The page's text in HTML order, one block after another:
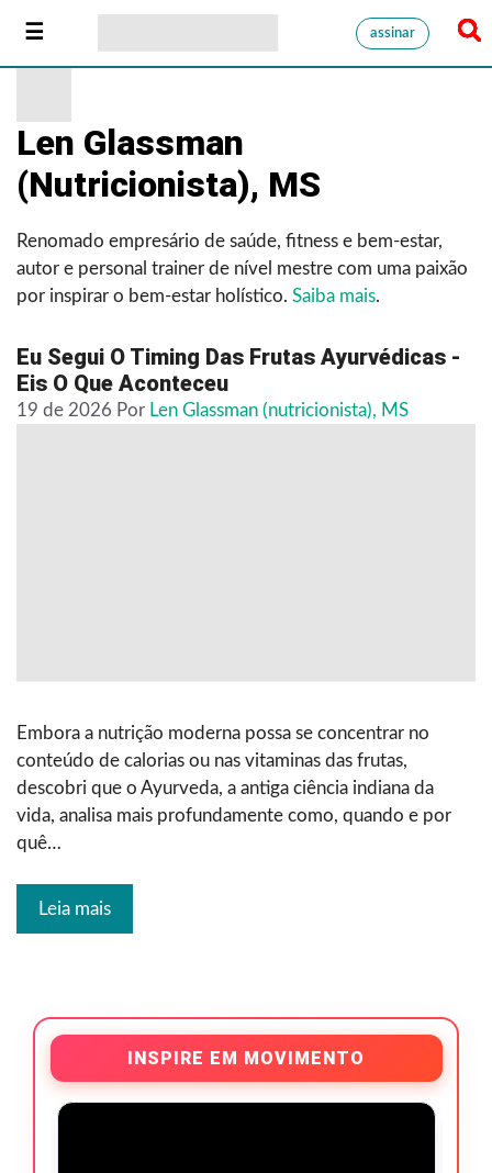
assinar
Len Glassman
(nutricionista), MS
Renomado empresário de saúde, fitness e bem-estar,
autor e personal trainer de nível mestre com uma paixão
por inspirar o bem-estar holístico. Saiba mais.
Eu Segui O Timing Das Frutas Ayurvédicas -
Eis O Que Aconteceu
19 de 2026 Por Len Glassman (nutricionista), MS
Embora a nutrição moderna possa se concentrar no
conteúdo de calorias ou nas vitaminas das frutas,
descobri que o Ayurveda, a antiga ciência indiana da
vida, analisa mais profundamente como, quando e por
quê…
Leia mais
INSPIRE EM MOVIMENTO